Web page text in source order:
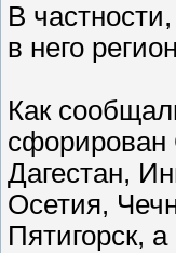
В
в него
Как
сфорирован
Дагестан,
Осетия,
Пятигорск,